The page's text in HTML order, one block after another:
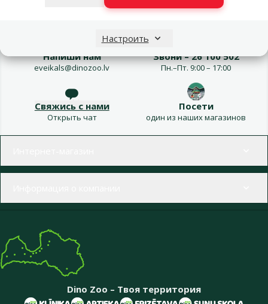
Настроить
Напиши нам
eveikals@dinozoo.lv
Звони – 26 100 502
Пн.–Пт. 9:00 – 17:00
Свяжись с нами
Открыть чат
Посети
один из наших магазинов
Dino Zoo – Твоя территория